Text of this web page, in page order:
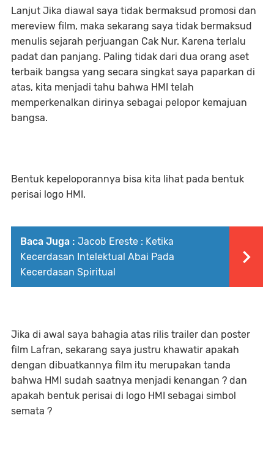
Lanjut Jika diawal saya tidak bermaksud promosi dan
mereview film, maka sekarang saya tidak bermaksud
menulis sejarah perjuangan Cak Nur. Karena terlalu
padat dan panjang. Paling tidak dari dua orang aset
terbaik bangsa yang secara singkat saya paparkan di
atas, kita menjadi tahu bahwa HMI telah
memperkenalkan dirinya sebagai pelopor kemajuan
bangsa.
Bentuk kepeloporannya bisa kita lihat pada bentuk
perisai logo HMI.
Baca Juga : Jacob Ereste : Ketika
Kecerdasan Intelektual Abai Pada
Kecerdasan Spiritual
Jika di awal saya bahagia atas rilis trailer dan poster
film Lafran, sekarang saya justru khawatir apakah
dengan dibuatkannya film itu merupakan tanda
bahwa HMI sudah saatnya menjadi kenangan ? dan
apakah bentuk perisai di logo HMI sebagai simbol
semata ?